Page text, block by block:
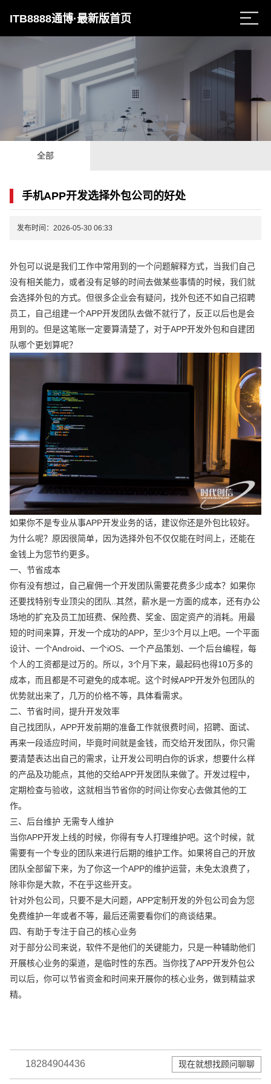
ITB8888通博·最新版首页
全部
手机APP开发选择外包公司的好处
发布时间：2026-05-30 06:33
外包可以说是我们工作中常用到的一个问题解释方式，当我们自己
没有相关能力，或者没有足够的时间去做某些事情的时候，我们就
会选择外包的方式。但很多企业会有疑问，找外包还不如自己招聘
员工，自己组建一个APP开发团队去做不就行了，反正以后也是会
用到的。但是这笔账一定要算清楚了，对于APP开发外包和自建团
队哪个更划算呢？
如果你不是专业从事APP开发业务的话，建议你还是外包比较好。
为什么呢？原因很简单，因为选择外包不仅仅能在时间上，还能在
金钱上为您节约更多。
一、节省成本
你有没有想过，自己雇佣一个开发团队需要花费多少成本？如果你
还要找特别专业顶尖的团队..其然，薪水是一方面的成本，还有办公
场地的扩充及员工加班费、保险费、奖金、固定资产的消耗。用最
短的时间来算，开发一个成功的APP，至少3个月以上吧。一个平面
设计、一个Android、一个iOS、一个产品策划、一个后台编程，每
个人的工资都是过万的。所以，3个月下来，最起码也得10万多的
成本，而且都是不可避免的成本呢。这个时候APP开发外包团队的
优势就出来了，几万的价格不等，具体看需求。
二、节省时间，提升开发效率
自己找团队，APP开发前期的准备工作就很费时间，招聘、面试、
再来一段适应时间，毕竟时间就是金钱，而交给开发团队，你只需
要清楚表达出自己的需求，让开发公司明白你的诉求，想要什么样
的产品及功能点，其他的交给APP开发团队来做了。开发过程中，
定期检查与验收，这就相当节省你的时间让你安心去做其他的工
作。
三、后台维护 无需专人维护
当你APP开发上线的时候，你得有专人打理维护吧。这个时候，就
需要有一个专业的团队来进行后期的维护工作。如果将自己的开放
团队全部留下来，为了你这一个APP的维护运营，未免太浪费了，
除非你是大款，不在乎这些开支。
针对外包公司，只要不是大问题，APP定制开发的外包公司会为您
免费维护一年或者不等，最后还需要看你们的商谈结果。
四、有助于专注于自己的核心业务
对于部分公司来说，软件不是他们的关键能力，只是一种辅助他们
开展核心业务的渠道，是临时性的东西。当你找了APP开发外包公
司以后，你可以节省资金和时间来开展你的核心业务，做到精益求
精。
18284904436 现在就想找顾问聊聊